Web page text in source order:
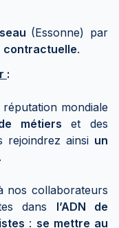
(Essonne) par
contractuelle.
:
mondiale
métiers et des
rejoindrez ainsi un
.
nos collaborateurs
dans l’ADN de
: se mettre au